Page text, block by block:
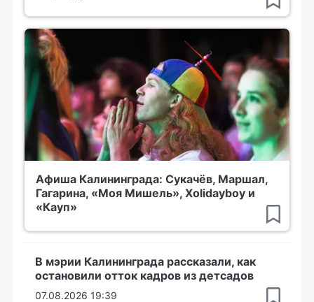
Афиша Калининграда: Сукачёв, Маршал,
Гагарина, «Моя Мишель», Xolidayboy и
«Кауп»
В мэрии Калининграда рассказали, как
остановили отток кадров из детсадов
07.08.2026 19:39